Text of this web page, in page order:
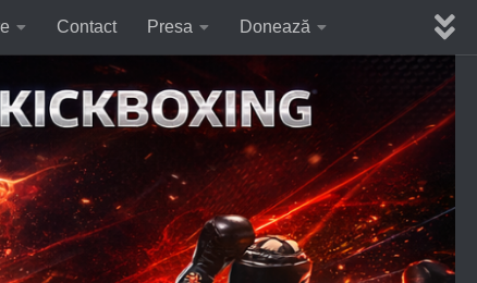
Contact Presa Donează